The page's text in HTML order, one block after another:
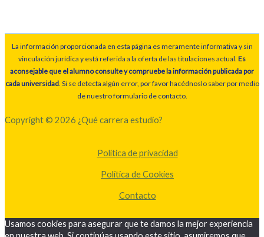
La información proporcionada en esta página es meramente informativa y sin
vinculación jurídica y está referida a la oferta de las titulaciones actual. Es
aconsejable que el alumno consulte y compruebe la información publicada por
cada universidad. Si se detecta algún error, por favor hacédnoslo saber por medio
de nuestro formulario de contacto.
Copyright © 2026 ¿Qué carrera estudio?
Política de privacidad
Política de Cookies
Contacto
Usamos cookies para asegurar que te damos la mejor experiencia